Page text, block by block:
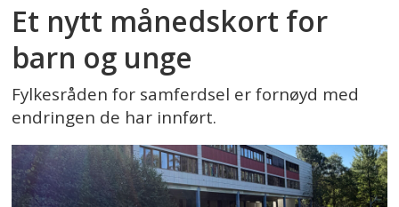
Et nytt månedskort for
barn og unge
Fylkesråden for samferdsel er fornøyd med
endringen de har innført.